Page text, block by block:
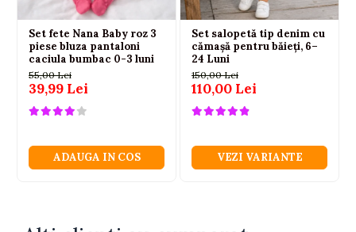
Set fete Nana Baby roz 3
piese bluza pantaloni
caciula bumbac 0-3 luni
55,00 Lei
39,99 Lei
ADAUGA IN COS
Set salopetă tip denim cu
cămașă pentru băieți, 6–
24 Luni
150,00 Lei
110,00 Lei
VEZI VARIANTE